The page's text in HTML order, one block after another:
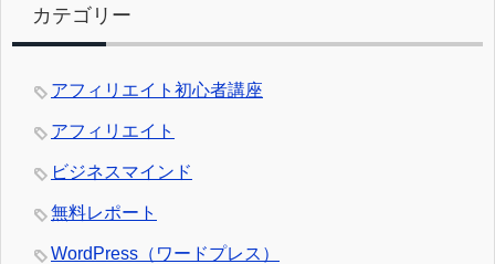
カテゴリー
アフィリエイト初心者講座
アフィリエイト
ビジネスマインド
無料レポート
WordPress（ワードプレス）